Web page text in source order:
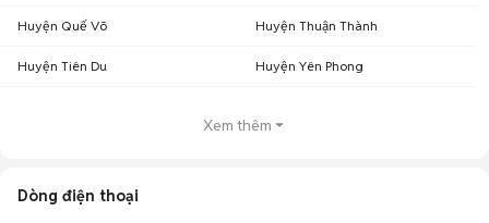
Huyện Quế Võ Huyện Thuận Thành
Huyện Tiên Du Huyện Yên Phong
Xem thêm
Dòng điện thoại